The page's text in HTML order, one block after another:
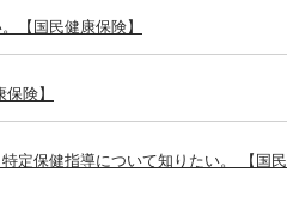
【国民健康保険】
険】
定保健指導について知りたい。 【国民